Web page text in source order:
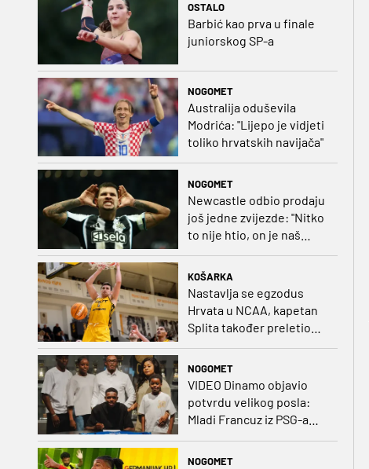
OSTALO
Barbić kao prva u finale
juniorskog SP-a
NOGOMET
Australija oduševila
Modrića: "Lijepo je vidjeti
toliko hrvatskih navijača"
NOGOMET
Newcastle odbio prodaju
još jedne zvijezde: "Nitko
to nije htio, on je naš
kapetan"
KOŠARKA
Nastavlja se egzodus
Hrvata u NCAA, kapetan
Splita također preletio
NOGOMET
VIDEO Dinamo objavio
potvrdu velikog posla:
Mladi Francuz iz PSG-a
NOGOMET